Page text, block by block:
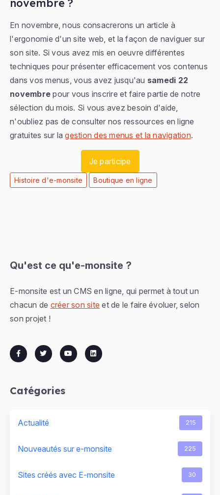
En novembre, nous consacrerons un article à
l'ergonomie d'un site web, et la façon de naviguer sur
son site. Si vous avez mis en oeuvre différentes
techniques pour présenter efficacement vos contenus
dans vos menus, vous avez jusqu'au samedi 22
novembre pour vous inscrire et faire partie de notre
sélection du mois. Si vous avez besoin d'aide,
n'oubliez pas de consulter nos ressources en ligne
gratuites sur lagestion des menus et la navigation.
Je participe
Histoire d'e-monsite Boutique en ligne
Qu'est ce qu'e-monsite ?
E-monsite est un CMS en ligne, qui permet à tout un
chacun de créer son site et de le faire évoluer, selon
son projet !
Catégories
Actualité 215
Nouveautés sur e-monsite 225
Sites créés avec E-monsite 30